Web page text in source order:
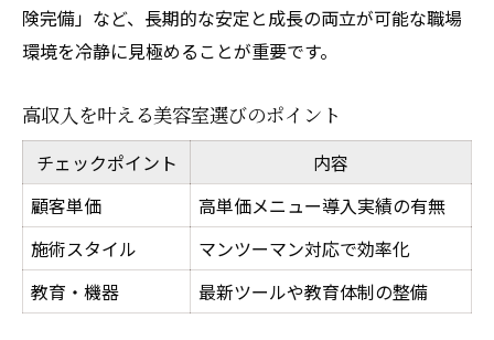
険完備」など、長期的な安定と成長の両立が可能な職場
環境を冷静に見極めることが重要です。
高収入を叶える美容室選びのポイント
チェックポイント
内容
顧客単価
高単価メニュー導入実績の有無
施術スタイル
マンツーマン対応で効率化
教育・機器
最新ツールや教育体制の整備